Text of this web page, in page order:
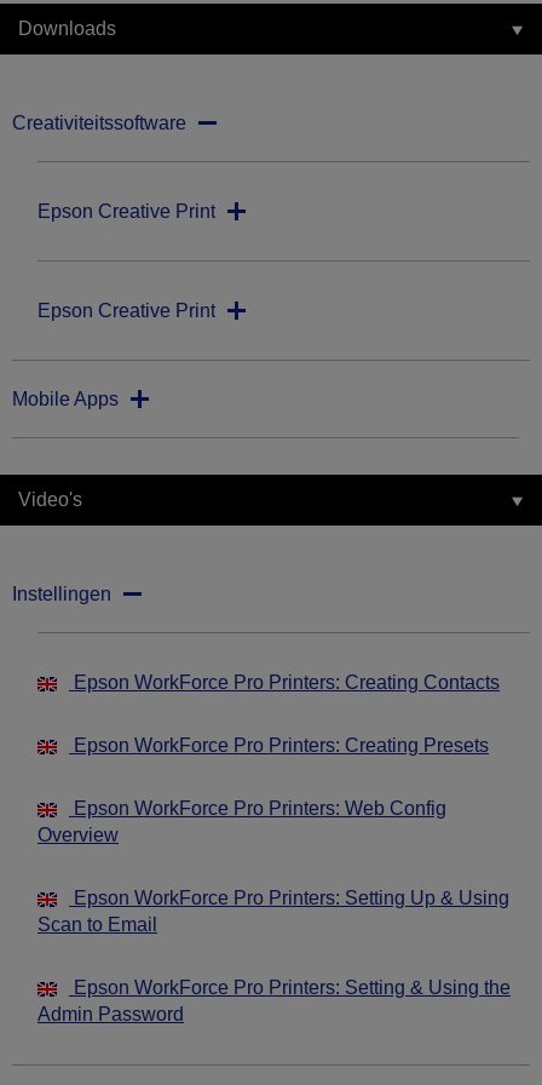
Downloads
Creativiteitssoftware
Epson Creative Print
Epson Creative Print
Mobile Apps
Video's
Instellingen
Epson WorkForce Pro Printers: Creating Contacts
Epson WorkForce Pro Printers: Creating Presets
Epson WorkForce Pro Printers: Web Config
Overview
Epson WorkForce Pro Printers: Setting Up & Using
Scan to Email
Epson WorkForce Pro Printers: Setting & Using the
Admin Password